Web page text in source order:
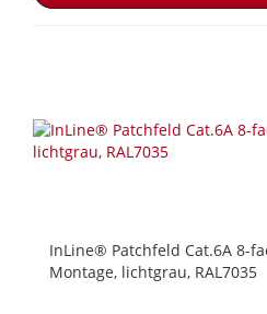
InLine® Patchfeld Cat.6A 8-
Montage, lichtgrau, RAL7035